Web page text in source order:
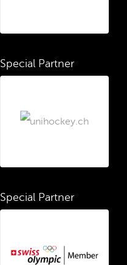
Special Partner
Special Partner